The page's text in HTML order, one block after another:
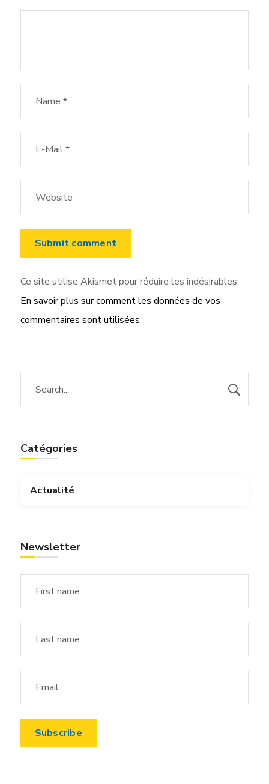
Ce site utilise Akismet pour réduire les indésirables.
En savoir plus sur comment les données de vos
commentaires sont utilisées.
Catégories
Actualité
Newsletter